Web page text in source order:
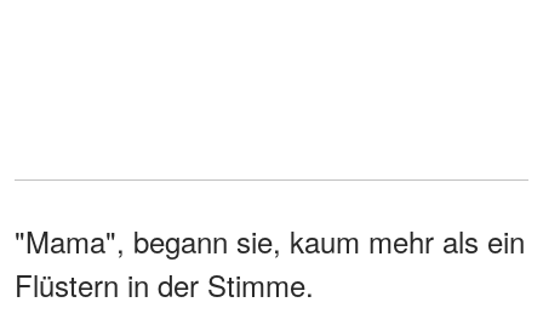
"Mama", begann sie, kaum mehr als ein
Flüstern in der Stimme.